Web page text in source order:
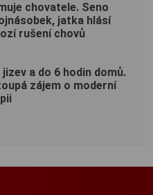
chovatele. Seno
jatka hlásí
rušení chovů
a do 6 hodin domů.
zájem o moderní